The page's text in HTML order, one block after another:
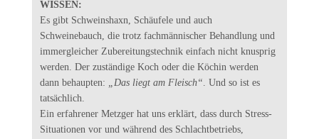
WISSEN:
Es gibt Schweinshaxn, Schäufele und auch
Schweinebauch, die trotz fachmännischer Behandlung und
immergleicher Zubereitungstechnik einfach nicht knusprig
werden. Der zuständige Koch oder die Köchin werden
dann behaupten: „Das liegt am Fleisch“. Und so ist es
tatsächlich.
Ein erfahrener Metzger hat uns erklärt, dass durch Stress-
Situationen vor und während des Schlachtbetriebs,